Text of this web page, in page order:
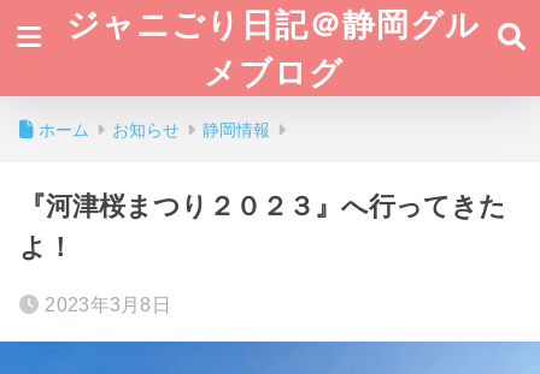
ジャニごり日記＠静岡グル
メブログ
ホーム お知らせ 静岡情報
『河津桜まつり２０２３』へ行ってきた
よ！
2023年3月8日